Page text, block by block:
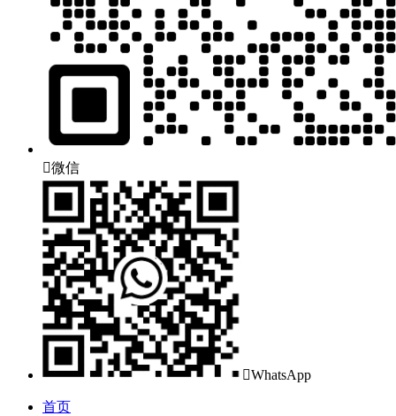
微信
WhatsApp
首页